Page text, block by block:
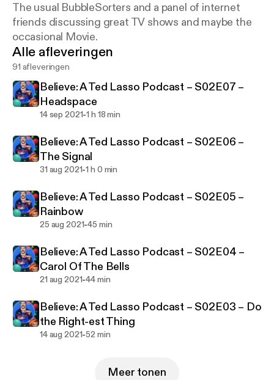
The usual BubbleSorters and a panel of internet
friends discussing great TV shows and maybe the
occasional Movie.
Alle afleveringen
91 afleveringen
Believe: A Ted Lasso Podcast – S02E07 –
Headspace
14 sep 2021-1 h 18 min
Believe: A Ted Lasso Podcast – S02E06 –
The Signal
31 aug 2021-1 h 0 min
Believe: A Ted Lasso Podcast – S02E05 –
Rainbow
25 aug 2021-45 min
Believe: A Ted Lasso Podcast – S02E04 –
Carol Of The Bells
21 aug 2021-44 min
Believe: A Ted Lasso Podcast – S02E03 – Do
the Right-est Thing
14 aug 2021-52 min
Meer tonen